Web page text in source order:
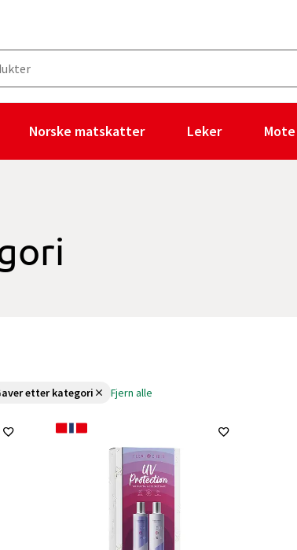
Norske matskatter Leker
etter kategori Fjern alle